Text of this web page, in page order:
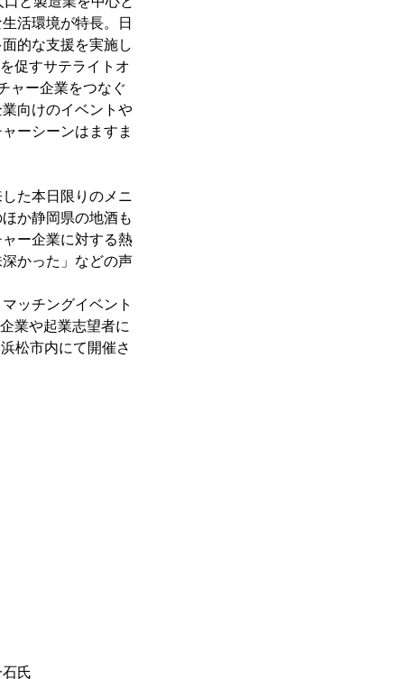
活環境が特長。日
的な支援を実施し
促すサテライトオ
ャー企業をつなぐ
向けのイベントや
ーシーンはますま
た本日限りのメニ
か静岡県の地酒も
ー企業に対する熱
かった」などの声
ッチングイベント
業や起業志望者に
松市内にて開催さ
氏